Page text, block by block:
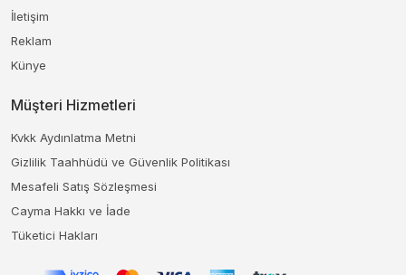
İletişim
Reklam
Künye
Müşteri Hizmetleri
Kvkk Aydınlatma Metni
Gizlilik Taahhüdü ve Güvenlik Politikası
Mesafeli Satış Sözleşmesi
Cayma Hakkı ve İade
Tüketici Hakları